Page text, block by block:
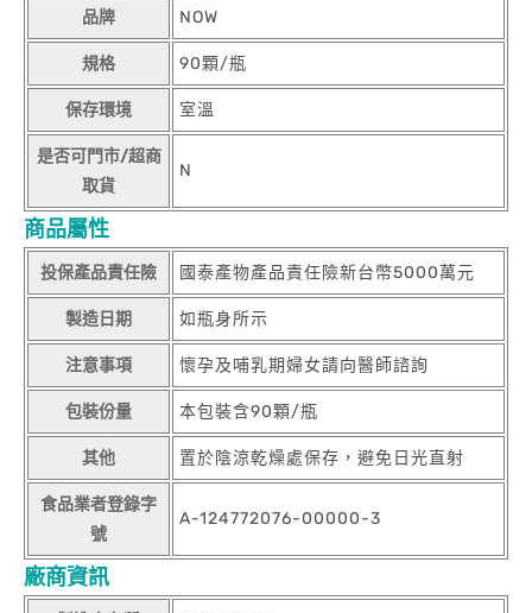
品牌 NOW
規格 90顆/瓶
保存環境 室溫
是否可門市/超商
取貨
N
商品屬性
投保產品責任險 國泰產物產品責任險新台幣5000萬元
製造日期 如瓶身所示
注意事項 懷孕及哺乳期婦女請向醫師諮詢
包裝份量 本包裝含90顆/瓶
其他 置於陰涼乾燥處保存，避免日光直射
食品業者登錄字
號
A-124772076-00000-3
廠商資訊